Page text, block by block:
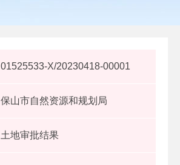
01525533-X/20230418-00001
保山市自然资源和规划局
土地审批结果